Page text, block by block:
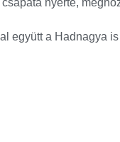
együtt a Hadnagya